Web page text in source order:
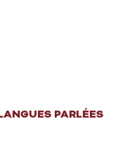
PARLÉES
PARLÉES